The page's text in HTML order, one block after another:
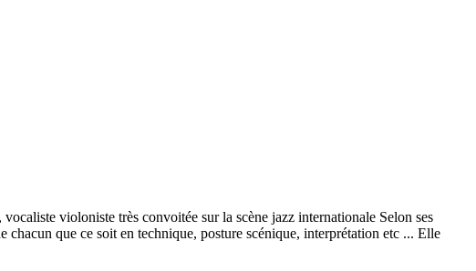
violoniste très convoitée sur la scène jazz internationale Selon ses
que ce soit en technique, posture scénique, interprétation etc ... Elle